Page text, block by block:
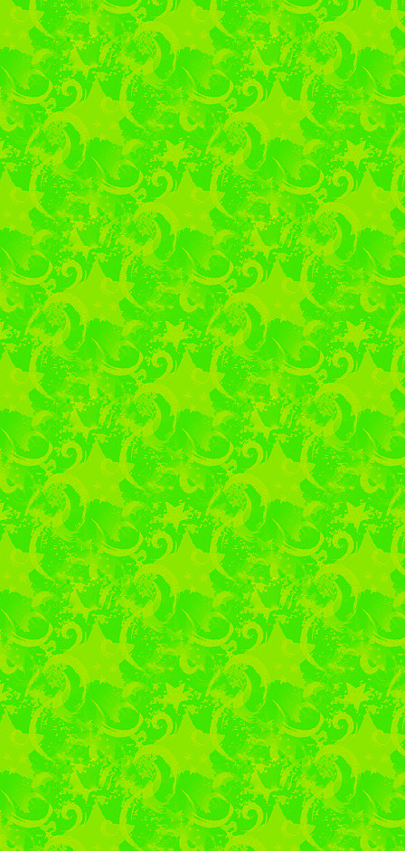
радушно приняла
опытом и историей.
тёплый приём,
и долгих лет жизни.
#МГЕР #СМТ
26.11.2025 Центр
многопрофильный
в ООО «Бековский
профессии
«Бековский РПК
предприятий
области,
выпускает
конфеты, зефир,
крупными
всей России.
этапы
предприятия Людмила
проявили
экскурсии
Встреча студентов